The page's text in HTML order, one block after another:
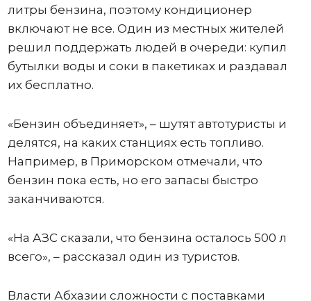
литры бензина, поэтому кондиционер
включают не все. Один из местных жителей
решил поддержать людей в очереди: купил
бутылки воды и соки в пакетиках и раздавал
их бесплатно.
«Бензин объединяет», – шутят автотуристы и
делятся, на каких станциях есть топливо.
Например, в Приморском отмечали, что
бензин пока есть, но его запасы быстро
заканчиваются.
«На АЗС сказали, что бензина осталось 500 л
всего», – рассказал один из туристов.
Власти Абхазии сложности с поставками